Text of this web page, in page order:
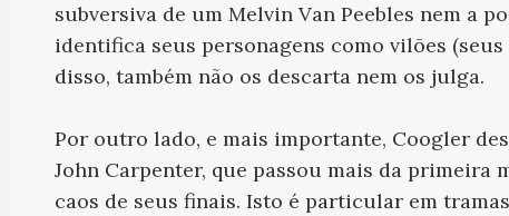
subversiva de um Melvin Van Peebles nem a
identifica seus personagens como vilões
disso, também não os descarta nem os julga.
Por outro lado, e mais importante, Coogler
John Carpenter, que passou mais da primeira
caos de seus finais. Isto é particular em